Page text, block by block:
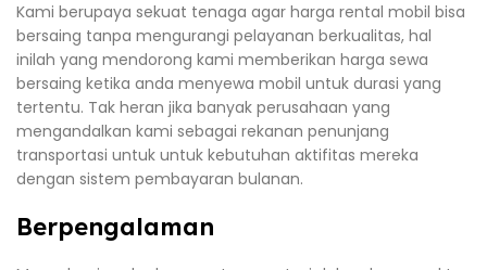
Kami berupaya sekuat tenaga agar harga rental mobil bisa
bersaing tanpa mengurangi pelayanan berkualitas, hal
inilah yang mendorong kami memberikan harga sewa
bersaing ketika anda menyewa mobil untuk durasi yang
tertentu. Tak heran jika banyak perusahaan yang
mengandalkan kami sebagai rekanan penunjang
transportasi untuk untuk kebutuhan aktifitas mereka
dengan sistem pembayaran bulanan.
Berpengalaman